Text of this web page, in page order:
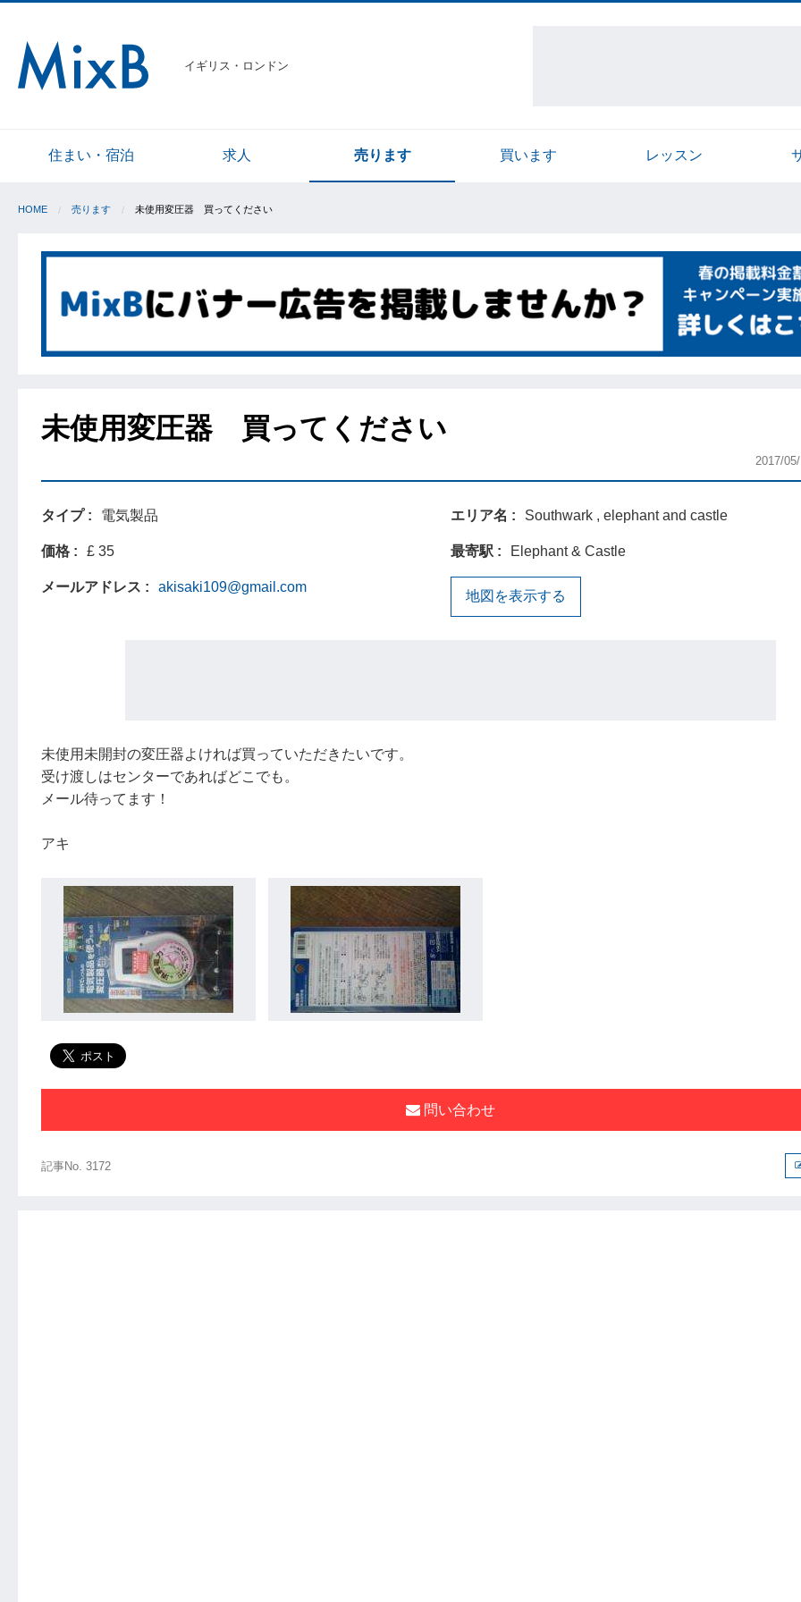
イギリス・ロンドン
住まい・宿泊 求人 売ります 買います レッスン
HOME 売ります 未使用変圧器 買ってください
未使用変圧器 買ってください
2017/
タイプ 電気製品
価格 £ 35
メールアドレス akisaki109@gmail.com
エリア名 Southwark , elephant and castle
最寄駅 Elephant & Castle
地図を表示する
未使用未開封の変圧器よければ買っていただきたいです。
受け渡しはセンターであればどこでも。
メール待ってます！
アキ
問い合わせ
記事No. 3172